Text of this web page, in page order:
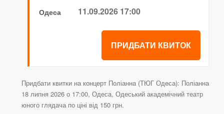
Одеса 11.09.2026 17:00
ПРИДБАТИ КВИТОК
Придбати квитки на концерт Поліанна (ТЮГ Одеса): Поліанна
18 липня 2026 о 17:00, Одеса, Одеський академічний театр
юного глядача по ціні від 150 грн.